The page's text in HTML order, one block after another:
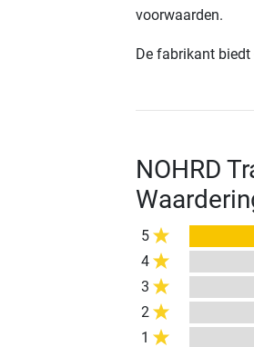
voorwaarden.
De fabrikant
NOHRD
5
4
3
2
1